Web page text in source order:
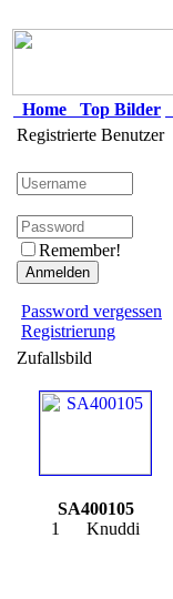
Home Top Bilder
Registrierte Benutzer
Remember!
Password vergessen
Registrierung
Zufallsbild
SA400105
1 Knuddi